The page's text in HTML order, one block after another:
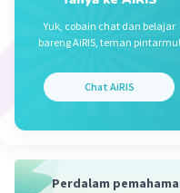
g = percepatan
Waktu total untuk di
Diketahui :
Ditanya :
Yuk, cobain chat dan belajar
bareng AiRIS, teman pintarmu!
Chat AiRIS
Perdalam